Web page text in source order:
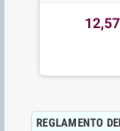
REGLAMENTO